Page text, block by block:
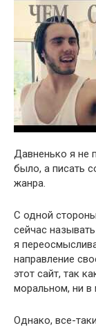
Давненько я не
было, а писать
жанра.
С одной
сейчас
я
направление
этот сайт, так
моральном, ни в
Однако, все-